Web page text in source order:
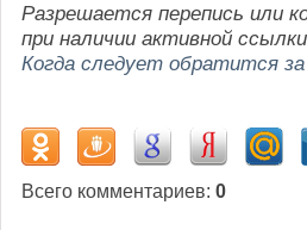
Разрешается перепись или
при наличии активной
Когда следует обратится
Всего комментариев: 0